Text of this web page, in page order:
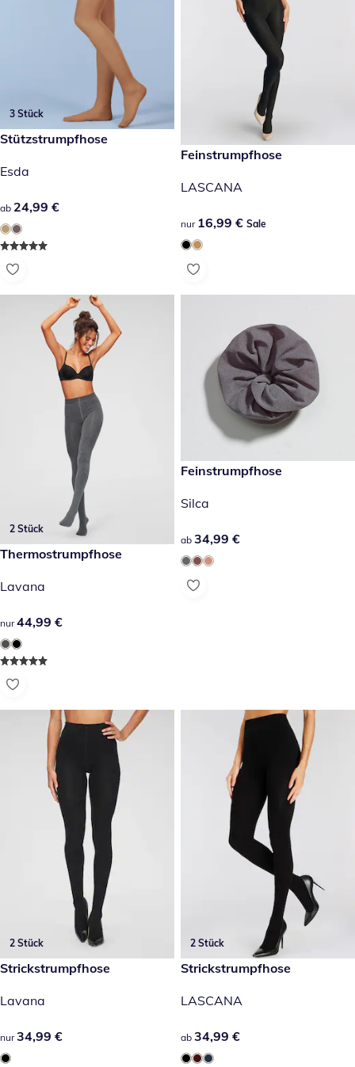
3 Stück
24,99 €
Stützstrumpfhose
Esda
24,99 €
ab 24,99 €
16,99 €
Sale
Feinstrumpfhose
LASCANA
16,99 €
nur 16,99 € Sale
2 Stück
44,99 €
Thermostrumpfhose
Lavana
44,99 €
nur 44,99 €
34,99 €
Feinstrumpfhose
Silca
34,99 €
ab 34,99 €
2 Stück
34,99 €
Strickstrumpfhose
Lavana
34,99 €
nur 34,99 €
2 Stück
34,99 €
Strickstrumpfhose
LASCANA
34,99 €
ab 34,99 €